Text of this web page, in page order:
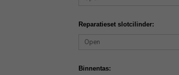
Reparatieset slotcilinder:
Binnentas: